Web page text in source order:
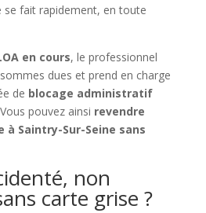
se fait rapidement, en toute
en cours, le professionnel
dues et prend en charge
de blocage administratif
pouvez ainsi revendre
Saintry-Sur-Seine sans
non
carte grise ?